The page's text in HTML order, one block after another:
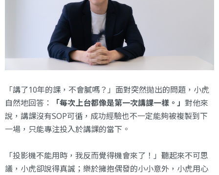
「講了10年的課，不會膩嗎？」面對突然拋出的問題，小虎
自然地回答：
「每次上台都像是第一次講課一樣。」 對他來
說，講課沒有SOP可循，成功經驗也不一定能夠被複製到下
一場，只能專注投入於講課的當下。
「投影機不能用時，我反而覺得機會來了！」聽起來不可思
議，小虎卻說得真誠；樂於擁抱偶發的小小意外，小虎用心